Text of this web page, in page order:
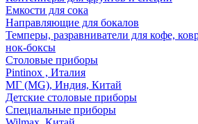
Емкости для сока
Направляющие для бокалов
Темперы, разравниватели для кофе,
нок-боксы
Столовые приборы
Pintinox , Италия
МГ (MG), Индия, Китай
Детские столовые приборы
Специальные приборы